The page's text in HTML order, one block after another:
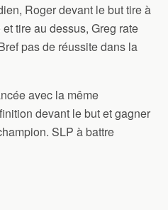
Roger devant le but tire à
tire au dessus, Greg rate
pas de réussite dans la
avec la même
devant le but et gagner
SLP à battre